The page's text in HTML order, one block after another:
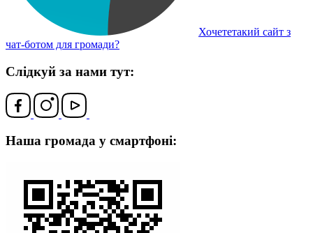
Хочететакий сайт з
чат-ботом для громади?
Слідкуй за нами тут:
Наша громада у смартфоні: